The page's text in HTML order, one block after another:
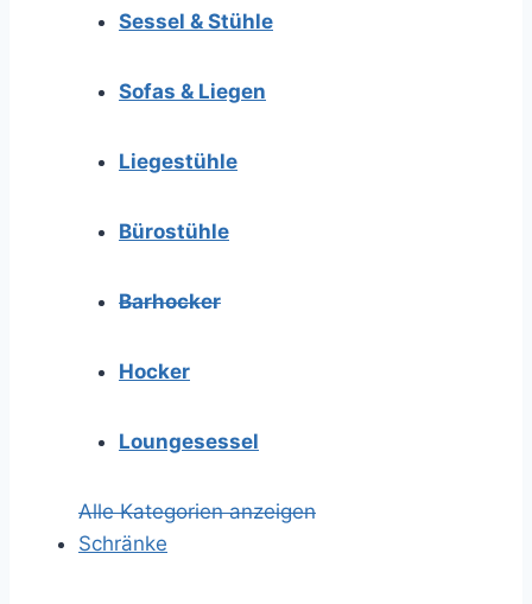
Sessel & Stühle
Sofas & Liegen
Liegestühle
Bürostühle
Barhocker
Hocker
Loungesessel
Alle Kategorien anzeigen
Schränke